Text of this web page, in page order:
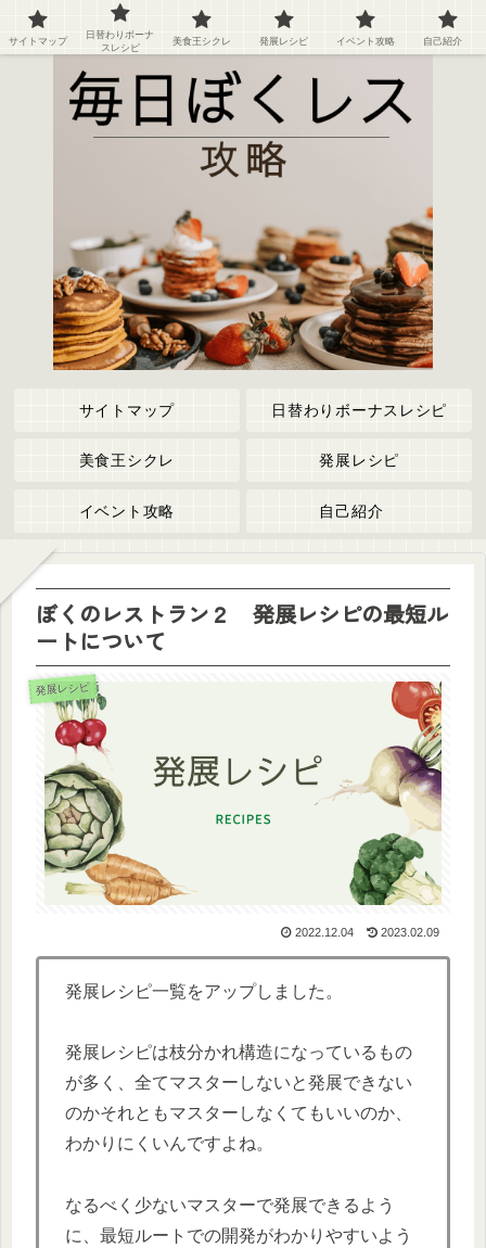
ぼくのレストラン２の攻略情報や記録など
サイトマップ 日替わりボーナスレシピ
美食王シクレ 発展レシピ
イベント攻略 自己紹介
ぼくのレストラン２ 発展レシピの最短ル
ートについて
発展レシピ
2022.12.04 2023.02.09
発展レシピ一覧をアップしました。
発展レシピは枝分かれ構造になっているもの
が多く、全てマスターしないと発展できない
のかそれともマスターしなくてもいいのか、
わかりにくいんですよね。
なるべく少ないマスターで発展できるよう
に、最短ルートでの開発がわかりやすいよう
サイトマップ
日替わりボーナ
スレシピ
美食王シクレ 発展レシピ イベント攻略 自己紹介